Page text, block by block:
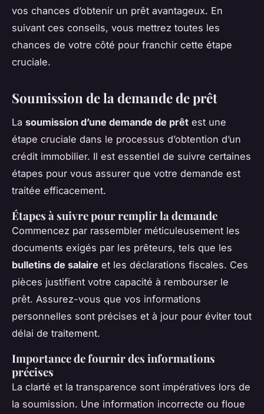
vos chances d’obtenir un prêt avantageux. En
suivant ces conseils, vous mettrez toutes les
chances de votre côté pour franchir cette étape
cruciale.
Soumission de la demande de prêt
La soumission d’une demande de prêt est une
étape cruciale dans le processus d’obtention d’un
crédit immobilier. Il est essentiel de suivre certaines
étapes pour vous assurer que votre demande est
traitée efficacement.
Étapes à suivre pour remplir la demande
Commencez par rassembler méticuleusement les
documents exigés par les prêteurs, tels que les
bulletins de salaire et les déclarations fiscales. Ces
pièces justifient votre capacité à rembourser le
prêt. Assurez-vous que vos informations
personnelles sont précises et à jour pour éviter tout
délai de traitement.
Importance de fournir des informations
précises
La clarté et la transparence sont impératives lors de
la soumission. Une information incorrecte ou floue